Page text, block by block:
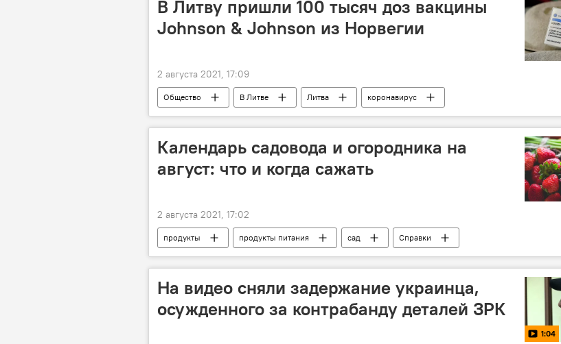
В Литву пришли 100 тысяч доз вакцины
Johnson & Johnson из Норвегии
2 августа 2021, 17:09
Общество В Литве Литва
коронавирус
Пандемия коронавируса в Литве и других странах
Календарь садовода и огородника на
август: что и когда сажать
2 августа 2021, 17:02
продукты продукты питания сад Справки
На видео сняли задержание украинца,
осужденного за контрабанду деталей ЗРК
1:04